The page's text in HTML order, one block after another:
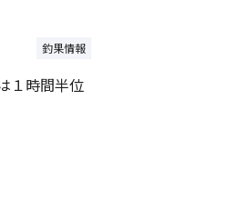
釣果情報
１時間半位